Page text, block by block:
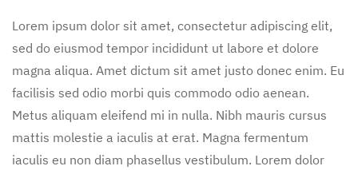
Lorem ipsum dolor sit amet, consectetur adipiscing elit,
sed do eiusmod tempor incididunt ut labore et dolore
magna aliqua. Amet dictum sit amet justo donec enim. Eu
facilisis sed odio morbi quis commodo odio aenean.
Metus aliquam eleifend mi in nulla. Nibh mauris cursus
mattis molestie a iaculis at erat. Magna fermentum
iaculis eu non diam phasellus vestibulum. Lorem dolor